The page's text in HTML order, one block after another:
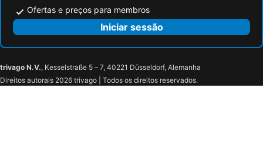
Ofertas e preços para membros
Iniciar sessão
trivago N.V., Kesselstraße 5 – 7, 40221 Düsseldorf, Alemanha
Direitos autorais 2026 trivago | Todos os direitos reservados.